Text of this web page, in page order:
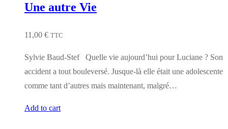
Une autre Vie
11,00 € TTC
Sylvie Baud-Stef Quelle vie aujourd’hui pour Luciane ? Son
accident a tout bouleversé. Jusque-là elle était une adolescente
comme tant d’autres mais maintenant, malgré…
Add to cart